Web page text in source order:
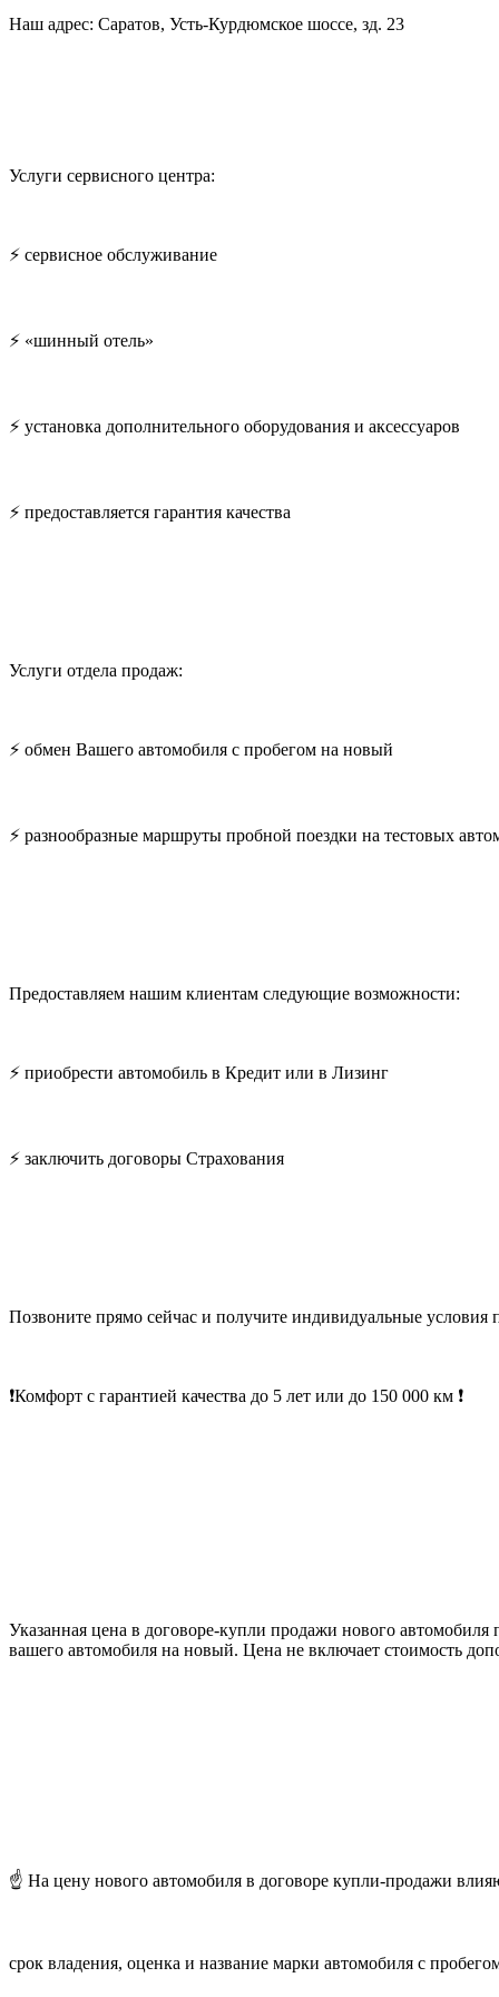
Наш адрес: Саратов, Усть-Курдюмское шоссе, зд. 23
Услуги сервисного центра:
⚡ сервисное обслуживание
⚡ «шинный отель»
⚡ установка дополнительного оборудования и аксессуаров
⚡ предоставляется гарантия качества
Услуги отдела продаж:
⚡ обмен Вашего автомобиля с пробегом на новый
⚡ разнообразные маршруты пробной поездки на тестовых
Предоставляем нашим клиентам следующие возможности:
⚡ приобрести автомобиль в Кредит или в Лизинг
⚡ заключить договоры Страхования
Позвоните прямо сейчас и получите индивидуальные условия
❗Комфорт с гарантией качества до 5 лет или до 150 000 км ❗
Указанная цена в договоре-купли продажи нового
вашего автомобиля на новый. Цена не включает стоимость
☝️ На цену нового автомобиля в договоре купли-продажи
срок владения, оценка и название марки автомобиля с